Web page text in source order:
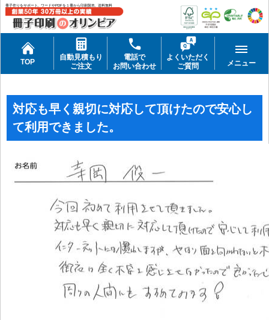
冊子作りをサポート。ワードやPDFを１冊から印刷製本。送料無料
TOP
自動見積もり
ご注文
電話で
お問い合わせ
よくいただく
ご質問
メニュー
対応も早く親切に対応して頂けたので安心し
て利用できました。